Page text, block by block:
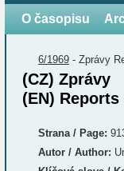
O časopisu
6/1969 - Zprávy
(CZ) Zprávy
(EN) Reports
Strana / Page:
Autor / Author: